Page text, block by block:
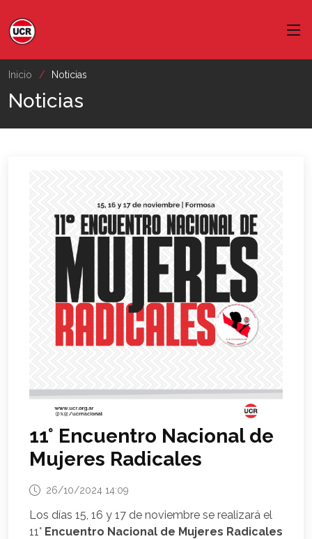
Inicio Noticias
Noticias
11° Encuentro Nacional de
Mujeres Radicales
26/10/2024 14:09
Los días 15, 16 y 17 de noviembre se realizará el
11° Encuentro Nacional de Mujeres Radicales